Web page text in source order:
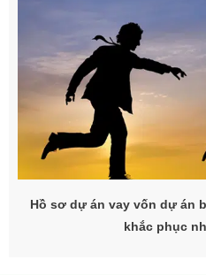
Hồ sơ dự án vay vốn dự án
khắc phục